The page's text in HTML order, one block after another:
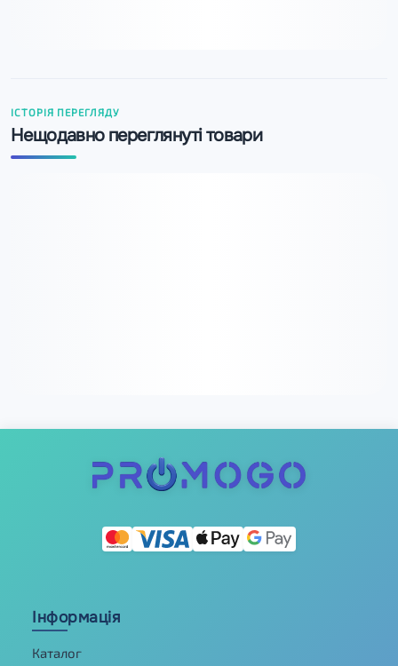
ІСТОРІЯ ПЕРЕГЛЯДУ
Нещодавно переглянуті товари
Інформація
Каталог